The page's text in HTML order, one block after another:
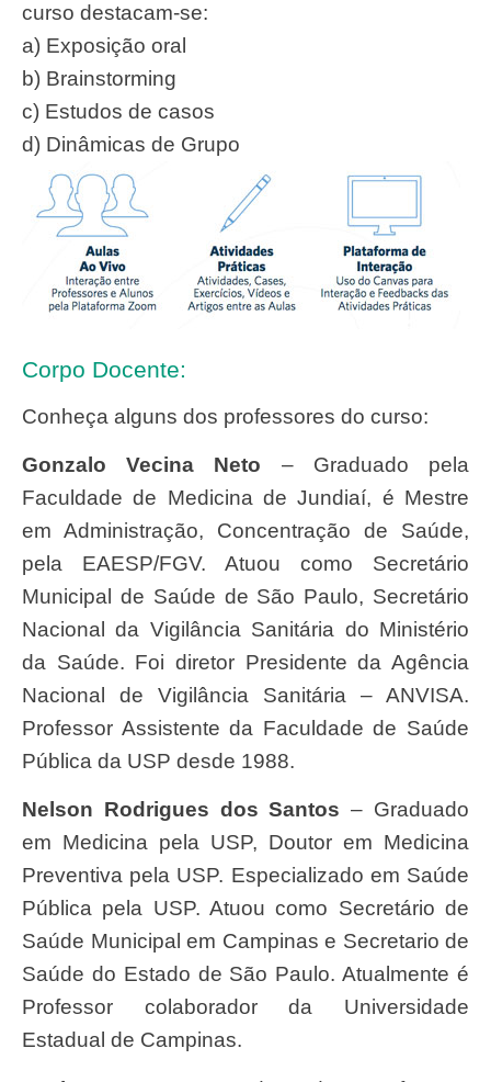
curso destacam-se:
a) Exposição oral
b) Brainstorming
c) Estudos de casos
d) Dinâmicas de Grupo
Corpo Docente:
Conheça alguns dos professores do curso:
Gonzalo Vecina Neto – Graduado pela
Faculdade de Medicina de Jundiaí, é Mestre
em Administração, Concentração de Saúde,
pela EAESP/FGV. Atuou como Secretário
Municipal de Saúde de São Paulo, Secretário
Nacional da Vigilância Sanitária do Ministério
da Saúde. Foi diretor Presidente da Agência
Nacional de Vigilância Sanitária – ANVISA.
Professor Assistente da Faculdade de Saúde
Pública da USP desde 1988.
Nelson Rodrigues dos Santos – Graduado
em Medicina pela USP, Doutor em Medicina
Preventiva pela USP. Especializado em Saúde
Pública pela USP. Atuou como Secretário de
Saúde Municipal em Campinas e Secretario de
Saúde do Estado de São Paulo. Atualmente é
Professor colaborador da Universidade
Estadual de Campinas.